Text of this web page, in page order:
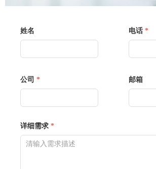
姓名 电话 *
公司 * 邮箱
详细需求 *